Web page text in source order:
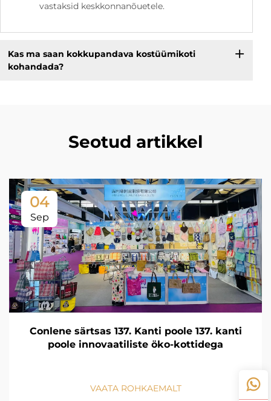
vastaksid keskkonnanõuetele.
Kas ma saan kokkupandava kostüümikoti
kohandada?
Seotud artikkel
04
Sep
Conlene särtsas 137. Kanti poole 137. kanti
poole innovaatiliste öko-kottidega
VAATA ROHKAEMALT